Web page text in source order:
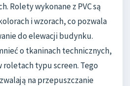
Rolety wykonane z PVC są
i wzorach, co pozwala
do elewacji budynku.
o tkaninach technicznych,
roletach typu screen. Tego
na przepuszczanie